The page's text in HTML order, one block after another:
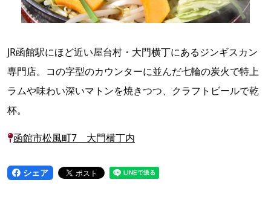
JR函館駅にほど近い屋台村・大門横丁にあるジンギスカン
専門店。コの字型のカウンターに並んだ七輪の炭火で特上
ラムや味わい深いマトンを焼きつつ、クラフトビールで乾
杯。
函館市松風町7 大門横丁内
シェア